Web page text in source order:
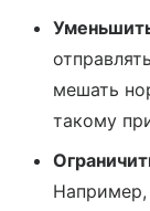
мешать
такому